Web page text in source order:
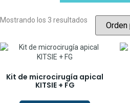
Mostrando los 3 resultados
Kit de microcirugía apical
KITSIE + FG